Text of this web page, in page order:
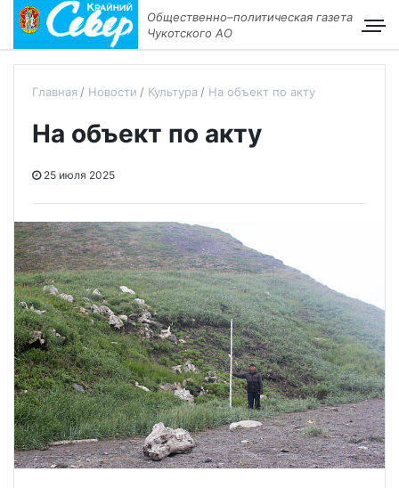
Общественно–политическая газета
Чукотского АО
Главная Новости Культура На объект по акту
На объект по акту
25 июля 2025